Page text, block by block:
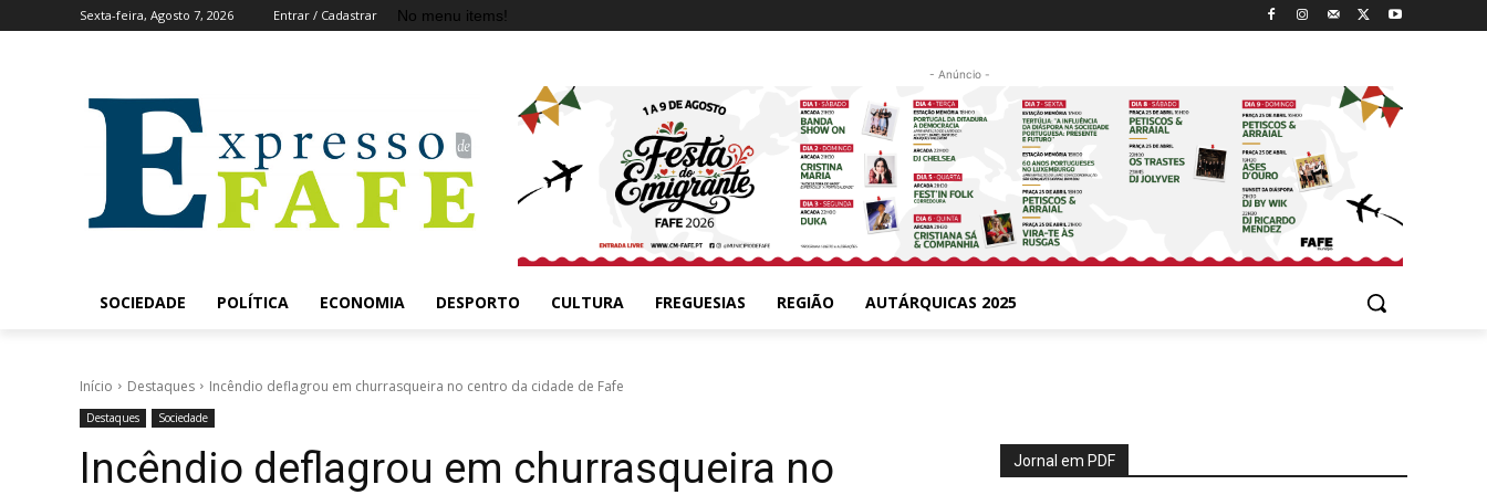
Sexta-feira, Agosto 7, 2026 Entrar / Cadastrar No menu items!
- Anúncio -
SOCIEDADE POLÍTICA ECONOMIA DESPORTO CULTURA FREGUESIAS REGIÃO AUTÁRQUICAS 2025
Início Destaques Incêndio deflagrou em churrasqueira no centro da cidade de Fafe
Destaques Sociedade
Incêndio deflagrou em churrasqueira no
Jornal em PDF